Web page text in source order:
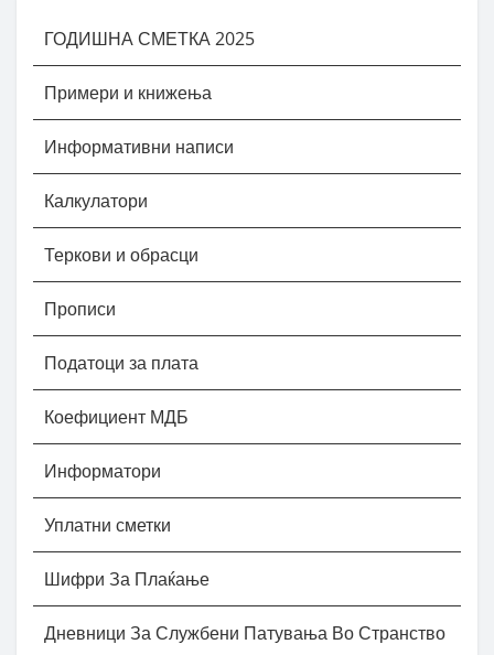
ГОДИШНА СМЕТКА 2025
Примери и книжења
Информативни написи
Калкулатори
Теркови и обрасци
Прописи
Податоци за плата
Коефициент МДБ
Информатори
Уплатни сметки
Шифри За Плаќање
Дневници За Службени Патувања Во Странство